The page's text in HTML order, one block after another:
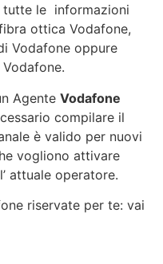
tutte le informazioni
ottica Vodafone,
Vodafone oppure
Agente Vodafone
compilare il
è valido per nuovi
vogliono attivare
attuale operatore.
riservate per te: vai